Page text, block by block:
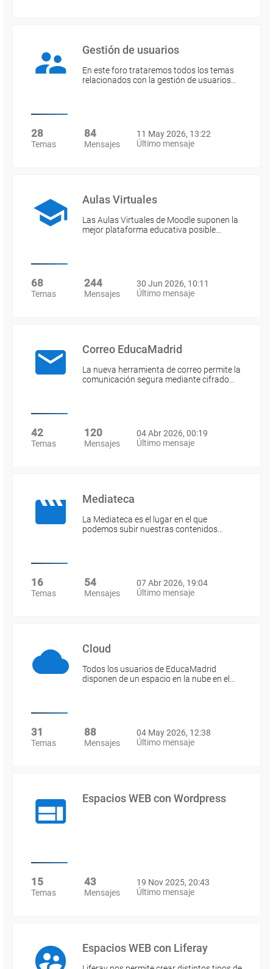
Gestión de usuarios
En este foro trataremos todos los temas
relacionados con la gestión de usuarios…
28
Temas
84
Mensajes
11 May 2026, 13:22
Último mensaje
Aulas Virtuales
Las Aulas Virtuales de Moodle suponen la
mejor plataforma educativa posible…
68
Temas
244
Mensajes
30 Jun 2026, 10:11
Último mensaje
Correo EducaMadrid
La nueva herramienta de correo permite la
comunicación segura mediante cifrado…
42
Temas
120
Mensajes
04 Abr 2026, 00:19
Último mensaje
Mediateca
La Mediateca es el lugar en el que
podemos subir nuestras contenidos…
16
Temas
54
Mensajes
07 Abr 2026, 19:04
Último mensaje
Cloud
Todos los usuarios de EducaMadrid
disponen de un espacio en la nube en el…
31
Temas
88
Mensajes
04 May 2026, 12:38
Último mensaje
Espacios WEB con Wordpress
15
Temas
43
Mensajes
19 Nov 2025, 20:43
Último mensaje
Espacios WEB con Liferay